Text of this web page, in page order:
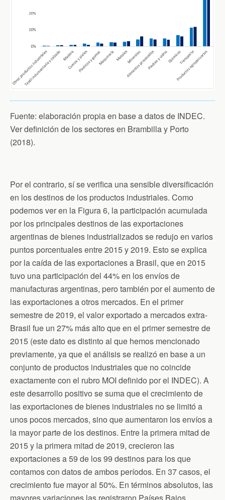
Fuente: elaboración propia en base a datos de INDEC.
Ver definición de los sectores en Brambilla y Porto
(2018).
Por el contrario, sí se verifica una sensible diversificación
en los destinos de los productos industriales. Como
podemos ver en la Figura 6, la participación acumulada
por los principales destinos de las exportaciones
argentinas de bienes industrializados se redujo en varios
puntos porcentuales entre 2015 y 2019. Esto se explica
por la caída de las exportaciones a Brasil, que en 2015
tuvo una participación del 44% en los envíos de
manufacturas argentinas, pero también por el aumento de
las exportaciones a otros mercados. En el primer
semestre de 2019, el valor exportado a mercados extra-
Brasil fue un 27% más alto que en el primer semestre de
2015 (este dato es distinto al que hemos mencionado
previamente, ya que el análisis se realizó en base a un
conjunto de productos industriales que no coincide
exactamente con el rubro MOI definido por el INDEC). A
este desarrollo positivo se suma que el crecimiento de
las exportaciones de bienes industriales no se limitó a
unos pocos mercados, sino que aumentaron los envíos a
la mayor parte de los destinos. Entre la primera mitad de
2015 y la primera mitad de 2019, crecieron las
exportaciones a 59 de los 99 destinos para los que
contamos con datos de ambos períodos. En 37 casos, el
crecimiento fue mayor al 50%. En términos absolutos, las